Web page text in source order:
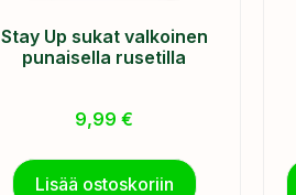
Stay Up sukat valkoinen
punaisella rusetilla
9,99€
Lisää ostoskoriin